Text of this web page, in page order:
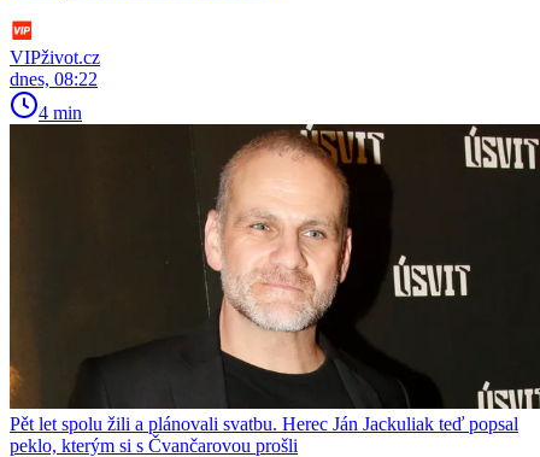
VIPživot.cz
dnes, 08:22
4 min
Pět let spolu žili a plánovali svatbu. Herec Ján Jackuliak teď popsal
peklo, kterým si s Čvančarovou prošli